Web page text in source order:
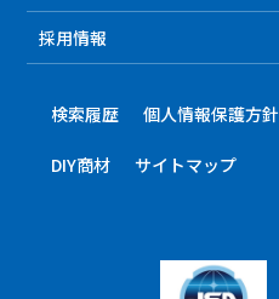
採用情報
検索履歴 個人情報保護方針
DIY商材 サイトマップ